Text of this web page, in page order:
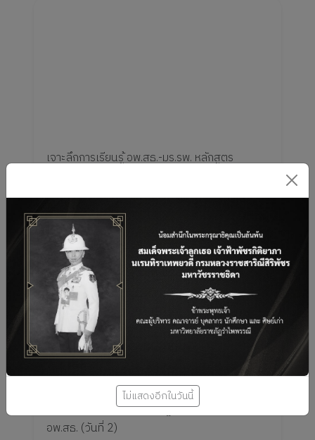
เจาะลึกการเรียนรู้ อพ.สธ.-มร.รพ. หลักสูตร
3: วิเคราะห์ภูมิปัญญาเชื่อมโยงกับงานฐาน
ทรัพยากรท้องถิ่น...
ศูนย์ประสานงาน อพ.สธ.-มร.รพ. ลุยภาคสนามบ้าน
คลองหวะ 4 ฝึกทักษะจัดทำฐานทรัพยากรท้องถิ่น
อพ.สธ. (วันที่ 2)
ไม่แสดงอีกในวันนี้